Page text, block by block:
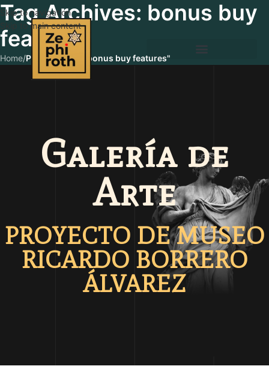
Skip to navigation
Skip to main content
Tag Archives: bonus buy
features
Home/Posts Tagged "bonus buy features"
Galería de
Arte
PROYECTO DE MUSEO
RICARDO BORRERO
ÁLVAREZ